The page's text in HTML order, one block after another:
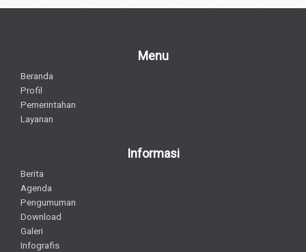
Menu
Beranda
Profil
Pemerintahan
Layanan
Informasi
Berita
Agenda
Pengumuman
Download
Galeri
Infografis